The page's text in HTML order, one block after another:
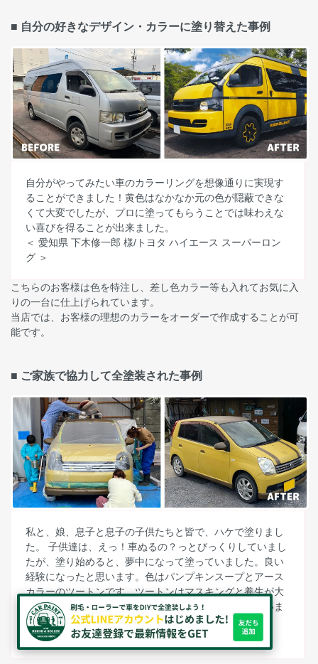
■ 自分の好きなデザイン・カラーに塗り替えた事例
自分がやってみたい車のカラーリングを想像通りに実現す
ることができました！黄色はなかなか元の色が隠蔽できな
くて大変でしたが、プロに塗ってもらうことでは味わえな
い喜びを得ることが出来ました。
＜ 愛知県 下木修一郎 様/トヨタ ハイエース スーパーロン
グ ＞
こちらのお客様は色を特注し、差し色カラー等も入れてお気に入
りの一台に仕上げられています。
当店では、お客様の理想のカラーをオーダーで作成することが可
能です。
■ ご家族で協力して全塗装された事例
私と、娘、息子と息子の子供たちと皆で、ハケで塗りまし
た。 子供達は、えっ！車ぬるの？っとびっくりしていまし
たが、塗り始めると、夢中になって塗っていました。良い
経験になったと思います。色はパンプキンスープとアース
カラーのツートンです。ツートンはマスキングと養生が大
変だったけど、子供達はチョコバナナみたいと喜んでいま
す。
＜ 神奈川県 ウリボウ2 様/ダイハツ ミラ ＞